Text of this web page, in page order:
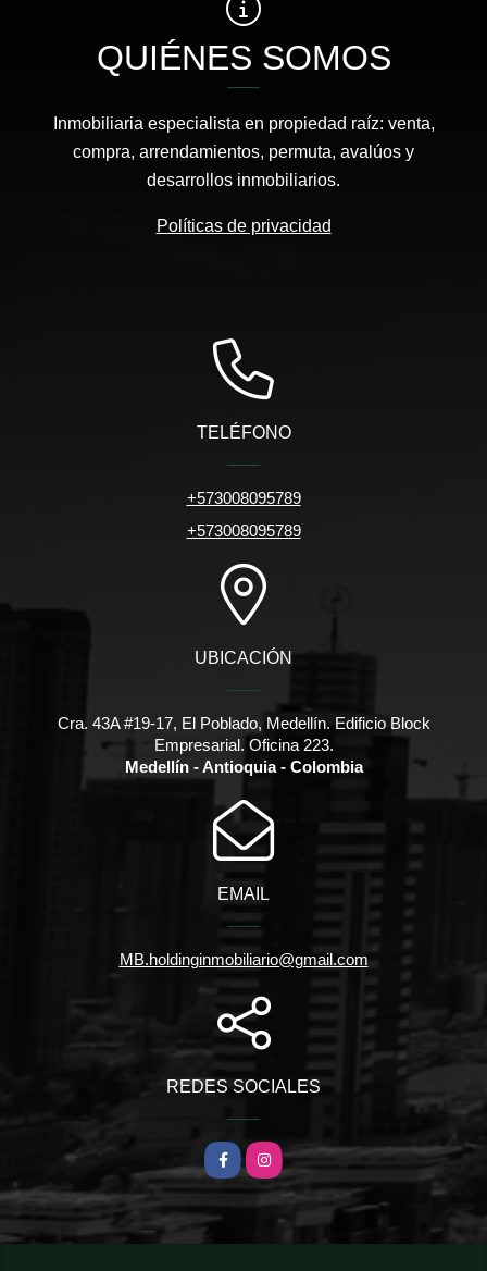
QUIÉNES SOMOS
Inmobiliaria especialista en propiedad raíz: venta,
compra, arrendamientos, permuta, avalúos y
desarrollos inmobiliarios.
Políticas de privacidad
TELÉFONO
+573008095789
+573008095789
UBICACIÓN
Cra. 43A #19-17, El Poblado, Medellín. Edificio Block
Empresarial. Oficina 223.
Medellín - Antioquia - Colombia
EMAIL
MB.holdinginmobiliario@gmail.com
REDES SOCIALES
FacebookInstagram